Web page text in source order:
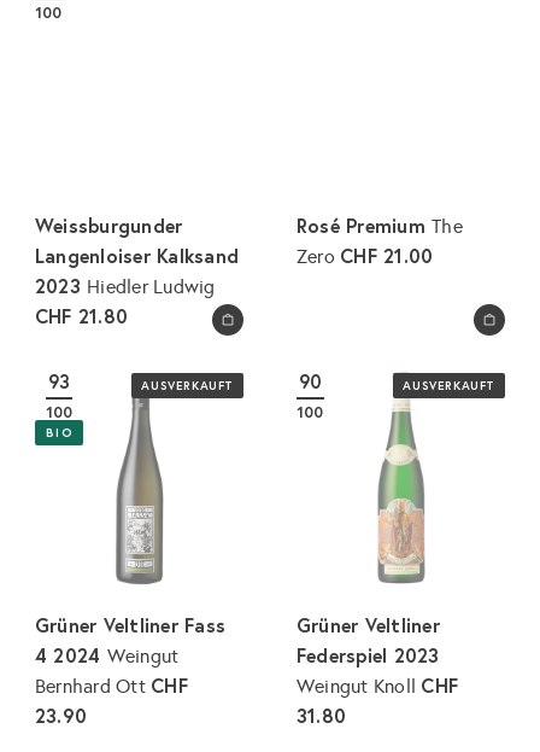
s
In den Warenkorb legen
100
Weissburgunder
Langenloiser Kalksand
2023 Hiedler Ludwig
CHF 21.80 In den Warenkorb legen
Rosé PremiumThe
Zero CHF 21.00
AUSVERKAUFT
93
100
BIO
Grüner Veltliner Fass
4 2024 Weingut
Bernhard Ott CHF
23.90
AUSVERKAUFT
90
100
Grüner Veltliner
Federspiel 2023
Weingut Knoll CHF
31.80